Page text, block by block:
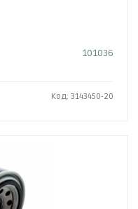
101036
Код: 3143450-20